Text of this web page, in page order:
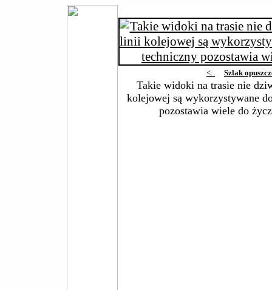
<:. Szlak
Takie widoki na trasie nie
kolejowej są wykorzystywane
pozostawia wiele do